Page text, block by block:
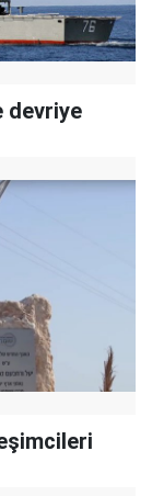
devriye